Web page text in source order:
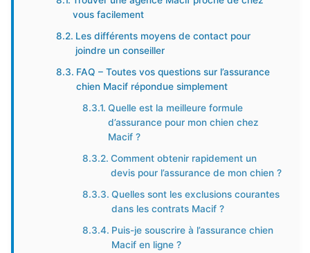
vous facilement
Les différents moyens de contact pour
joindre un conseiller
FAQ – Toutes vos questions sur l’assurance
chien Macif répondue simplement
Quelle est la meilleure formule
d’assurance pour mon chien chez
Macif ?
Comment obtenir rapidement un
devis pour l’assurance de mon chien ?
Quelles sont les exclusions courantes
dans les contrats Macif ?
Puis-je souscrire à l’assurance chien
Macif en ligne ?